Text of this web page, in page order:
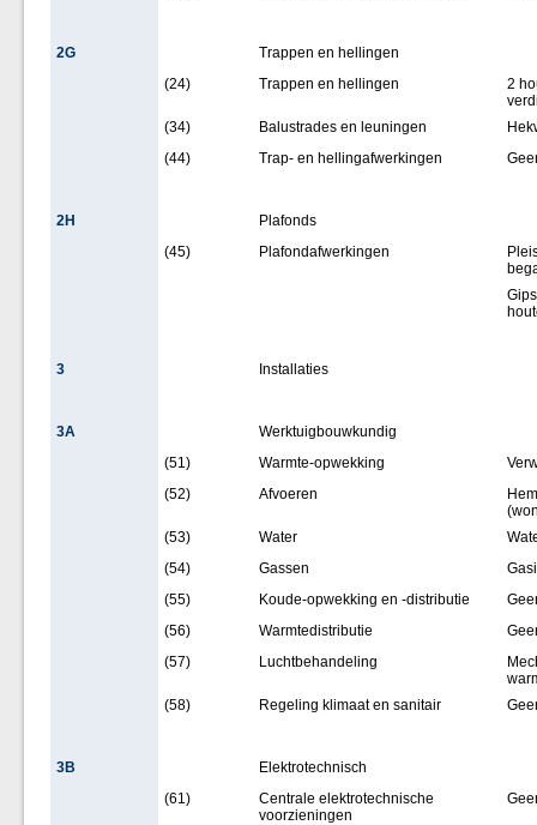
2G
Trappen en hellingen
(24)
Trappen en hellingen
2
(34)
Balustrades en leuningen
(44)
Trap- en hellingafwerkingen
2H
Plafonds
(45)
Plafondafwerkingen
3 Installaties
3A
Werktuigbouwkundig
(51)
Warmte-opwekking
(52)
Afvoeren
(53)
Water
(54)
Gassen
(55)
Koude-opwekking en -distributie
(56)
Warmtedistributie
(57)
Luchtbehandeling
(58)
Regeling klimaat en sanitair
3B
Elektrotechnisch
(61)
Centrale elektrotechnische
voorzieningen